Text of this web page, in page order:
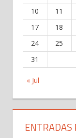
« Jul
10
11
17
18
24
25
31
ENTRADAS